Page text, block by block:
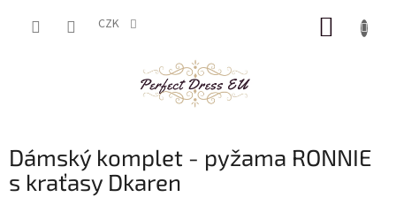
CZK
Dámský komplet - pyžama RONNIE
s kraťasy Dkaren